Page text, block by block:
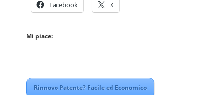
Facebook X
Mi piace:
Rinnovo Patente? Facile ed Economico